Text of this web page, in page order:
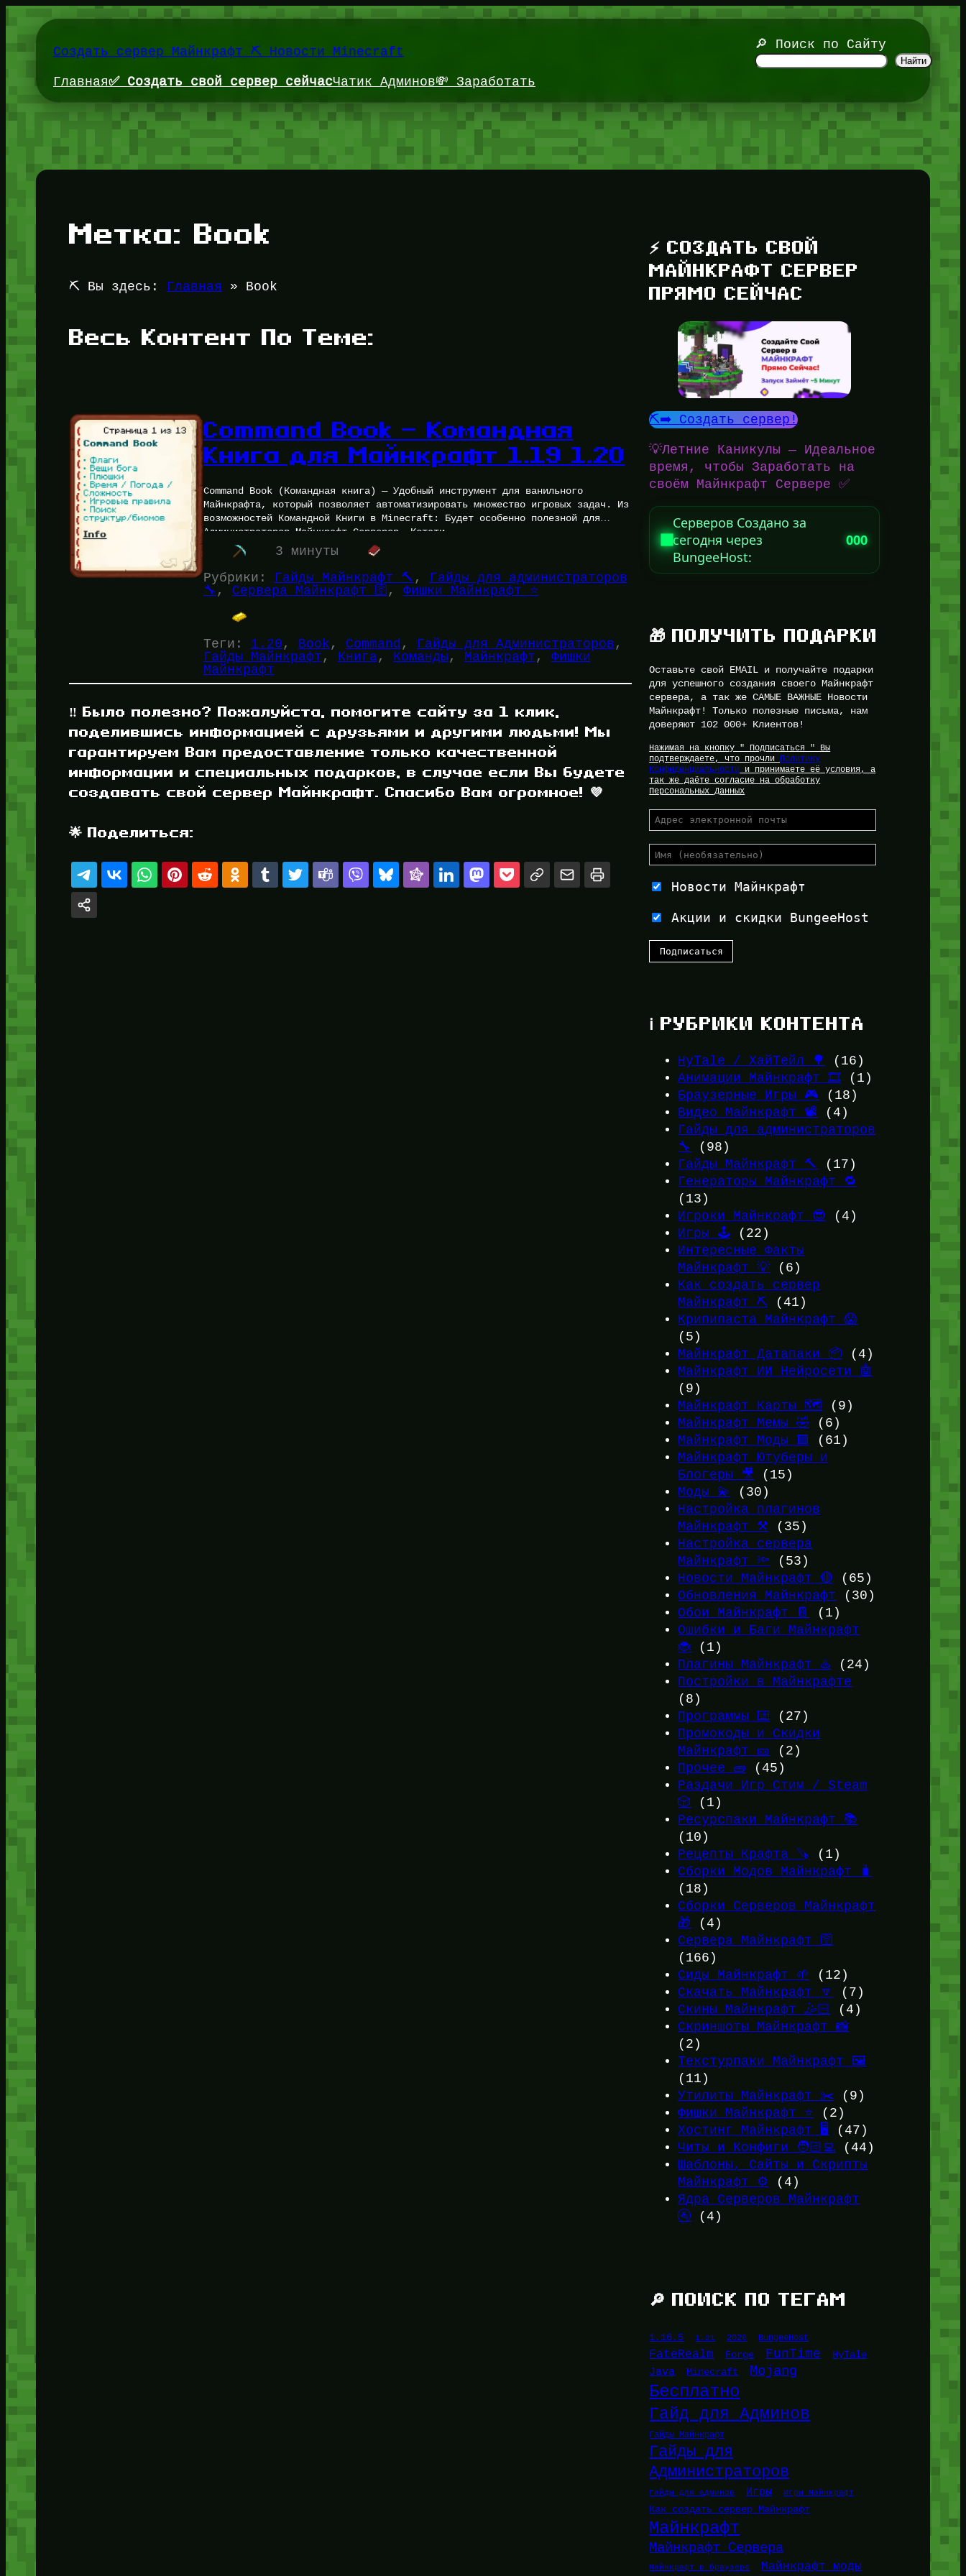
содержимомуСоздать сервер Майнкрафт ⛏️ Новости Minecraft
🔎 Поиск по Сайту
Найти
Главная✅ Создать свой сервер сейчасЧатик Админов💸 Заработать
Метка:Book
⛏️ Вы здесь: Главная » Book
Весь Контент По Теме:
Command Book — Командная
Книга для Майнкрафт 1.19 1.20
Command Book (Командная книга) — Удобный инструмент для ванильного
Майнкрафта, который позволяет автоматизировать множество игровых задач. Из
возможностей Командной Книги в Minecraft: Будет особенно полезной для
Администраторов Майнкрафт Серверов. Кстати,…
3 минуты
Рубрики:
Гайды Майнкрафт 🔨 ,
Гайды для администраторов
🔧 , Сервера Майнкрафт 🛜 , Фишки Майнкрафт ⭐
Теги: 1.20 , Book , Command , Гайды для Администраторов
Гайды Майнкрафт , Книга, Команды , Майнкрафт , Фишки
Майнкрафт
‼️ Было полезно? Пожалуйста, помогите сайту за 1 клик,
поделившись информацией с друзьями и другими людьми! Мы
гарантируем Вам предоставление только качественной
информации и специальных подарков, в случае если Вы будете
создавать свой сервер Майнкрафт. Спасибо Вам огромное! 💜
🌟 Поделиться:
⚡ СОЗДАТЬ СВОЙ
МАЙНКРАФТ СЕРВЕР
ПРЯМО СЕЙЧАС
⛏️➡️ Создать сервер!
💡Летние Каникулы — Идеальное
время, чтобы Заработать на
своём Майнкрафт Сервере ✅
Серверов Создано за
сегодня через
BungeeHost:
000
🎁 ПОЛУЧИТЬ ПОДАРКИ
Оставьте свой EMAIL и получайте подарки
для успешного создания своего Майнкрафт
сервера, а так же САМЫЕ ВАЖНЫЕ Новости
Майнкрафт! Только полезные письма, нам
доверяют 102 000+ Клиентов!
Нажимая на кнопку " Подписаться " Вы
подтверждаете, что прочли Политику
Конфиденциальности и принимаете её условия, а
так же даёте согласие на обработку
Персональных Данных
Новости Майнкрафт
Акции и скидки BungeeHost
ℹ️ РУБРИКИ КОНТЕНТА
HyTale / ХайТейл 🌳
(16)
Анимации Майнкрафт 🎞️ (1)
Браузерные Игры 🎮 (18)
Видео Майнкрафт 📽️ (4)
Гайды для администраторов
🔧
(98)
Гайды Майнкрафт 🔨
(17)
Генераторы Майнкрафт 🔁
(13)
Игроки Майнкрафт 😎 (4)
Игры 🕹️ (22)
Интересные Факты
Майнкрафт 💡 (6)
Как создать сервер
Майнкрафт ⛏️ (41)
Крипипаста Майнкрафт 😱
(5)
Майнкрафт Датапаки 📦 (4)
Майнкрафт ИИ Нейросети 🤖
(9)
Майнкрафт Карты 🗺️ (9)
Майнкрафт Мемы 🤣 (6)
Майнкрафт Моды 🟩
(61)
Майнкрафт Ютуберы и
Блогеры 🎥
(15)
Моды 💫
(30)
Настройка плагинов
Майнкрафт ⚒️ (35)
Настройка сервера
Майнкрафт 🔦 (53)
Новости Майнкрафт 🔴 (65)
Обновления Майнкрафт (30)
Обои Майнкрафт 📔
(1)
Ошибки и Баги Майнкрафт
🐞 (1)
Плагины Майнкрафт ♨️ (24)
Постройки в Майнкрафте
(8)
Программы ⌨️
(27)
Промокоды и Скидки
Майнкрафт 🎫
(2)
Прочее 🧱 (45)
Раздачи Игр Стим / Steam
🎲 (1)
Ресурспаки Майнкрафт 📚
(10)
Рецепты Крафта 🪚 (1)
Сборки Модов Майнкрафт 🧳
(18)
Сборки Серверов Майнкрафт
🎁 (4)
Сервера Майнкрафт 🛜
(166)
Сиды Майнкрафт 🌱
(12)
Скачать Майнкрафт 🔽
(7)
Скины Майнкрафт 🤹🏻
(4)
Скриншоты Майнкрафт 📸
(2)
Текстурпаки Майнкрафт 🖼️
(11)
Утилиты Майнкрафт ✂️ (9)
Фишки Майнкрафт ⭐ (2)
Хостинг Майнкрафт 🖥️
(47)
Читы и Конфиги 🧑🏻‍💻 (44)
Шаблоны, Сайты и Скрипты
Майнкрафт ⚙️ (4)
Ядра Серверов Майнкрафт
🚰 (4)
🔎 ПОИСК ПО ТЕГАМ
1.16.5 1.21 2026 BungeeHost
FateRealm Forge FunTime HyTale
Java Minecraft Mojang
Бесплатно
Гайд для Админов
Гайды Майнкрафт
Гайды для
Администраторов
Гайды для админов Игры Игры Майнкрафт
Как создать сервер Майнкрафт
Майнкрафт
Майнкрафт Сервера
Майнкрафт в браузере Майнкрафт моды